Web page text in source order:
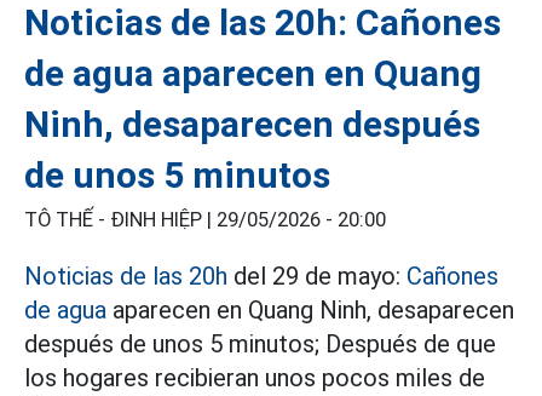
Noticias de las 20h: Cañones
de agua aparecen en Quang
Ninh, desaparecen después
de unos 5 minutos
TÔ THẾ - ĐINH HIỆP | 29/05/2026 - 20:00
Noticias de las 20h del 29 de mayo: Cañones
de agua aparecen en Quang Ninh, desaparecen
después de unos 5 minutos; Después de que
los hogares recibieran unos pocos miles de